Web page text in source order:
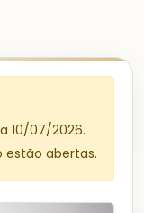
10/07/2026.
estão abertas.